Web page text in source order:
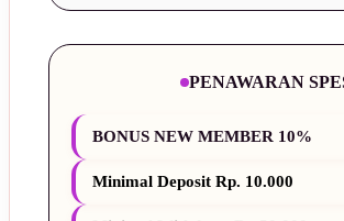
PENAWARAN
BONUS NEW MEMBER 10%
Minimal Deposit Rp. 10.000